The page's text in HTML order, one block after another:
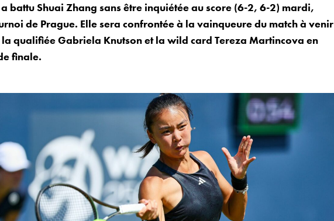
battu Shuai Zhang sans être inquiétée au score (6-2, 6-2) mardi,
de Prague. Elle sera confrontée à la vainqueure du match à venir
qualifiée Gabriela Knutson et la wild card Tereza Martincova en
finale.